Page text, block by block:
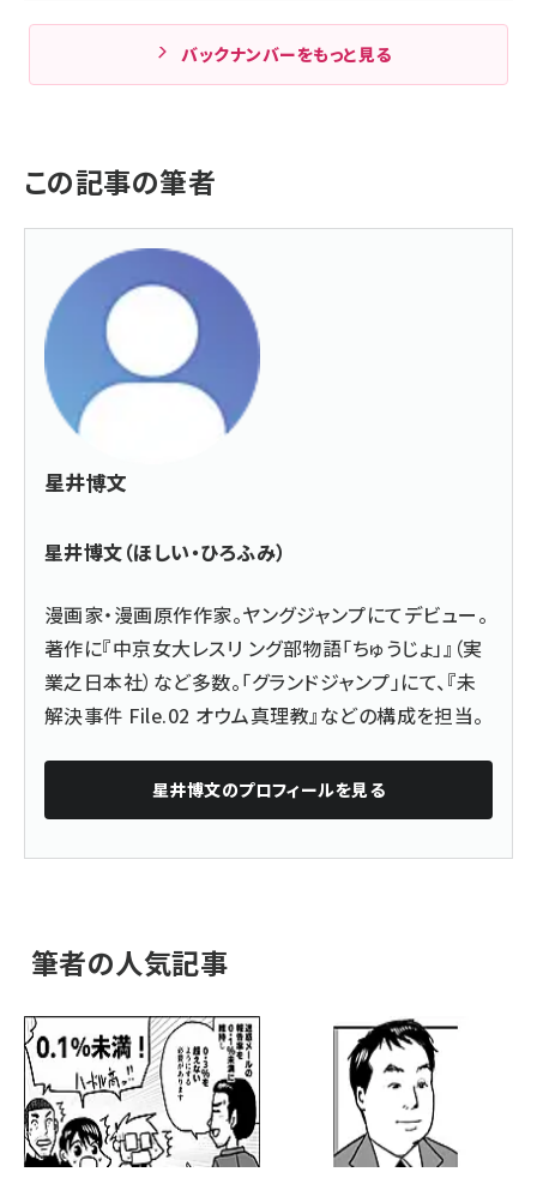
バックナンバーをもっと見る
この記事の筆者
星井博文
星井博文（ほしい・ひろふみ）
漫画家・漫画原作作家。ヤングジャンプにてデビュー。
著作に『中京女大レスリ ング部物語「ちゅうじょ」』（実
業之日本社）など多数。「グランドジャンプ」にて、『未
解決事件 File.02 オウム真理教』などの構成を担当。
星井博文のプロフィールを見る
筆者の人気記事